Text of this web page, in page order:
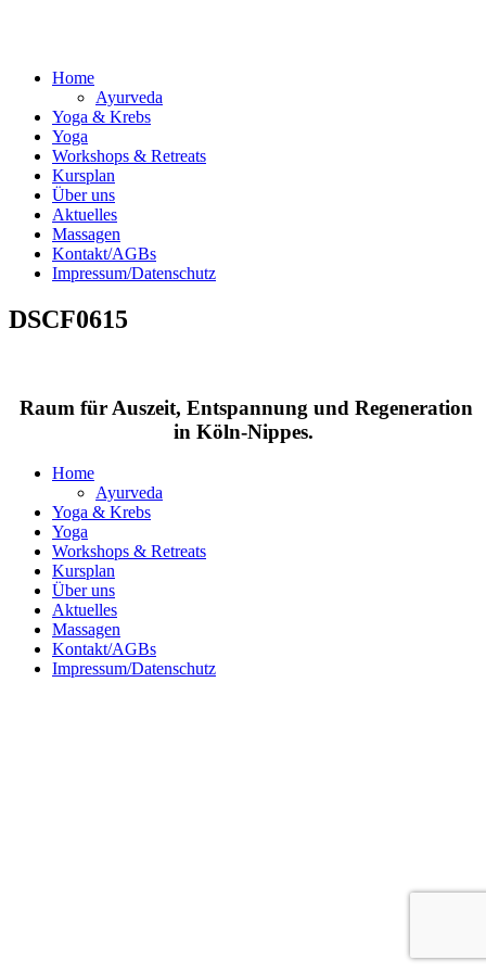
Home
Ayurveda
Yoga & Krebs
Yoga
Workshops & Retreats
Kursplan
Über uns
Aktuelles
Massagen
Kontakt/AGBs
Impressum/Datenschutz
DSCF0615
Raum für Auszeit, Entspannung und Regeneration
in Köln-Nippes.
Home
Ayurveda
Yoga & Krebs
Yoga
Workshops & Retreats
Kursplan
Über uns
Aktuelles
Massagen
Kontakt/AGBs
Impressum/Datenschutz